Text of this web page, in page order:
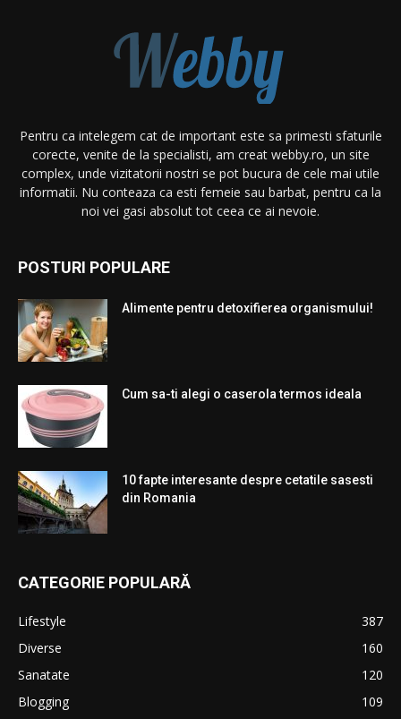
Pentru ca intelegem cat de important este sa primesti sfaturile
corecte, venite de la specialisti, am creat webby.ro, un site
complex, unde vizitatorii nostri se pot bucura de cele mai utile
informatii. Nu conteaza ca esti femeie sau barbat, pentru ca la
noi vei gasi absolut tot ceea ce ai nevoie.
POSTURI POPULARE
Alimente pentru detoxifierea organismului!
Cum sa-ti alegi o caserola termos ideala
10 fapte interesante despre cetatile sasesti
din Romania
CATEGORIE POPULARĂ
Lifestyle
387
Diverse
160
Sanatate
120
Blogging
109